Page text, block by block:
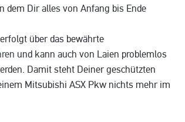
dem Dir alles von Anfang bis Ende
über das bewährte
und kann auch von Laien problemlos
Damit steht Deiner geschützten
Mitsubishi ASX Pkw nichts mehr im